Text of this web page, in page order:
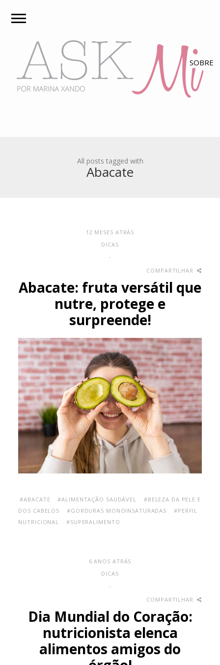
All posts tagged with
Abacate
12 MESES ATRÁS
DICAS
-
COMPARTILHAR
Abacate: fruta versátil que
nutre, protege e
surpreende!
#ABACATE #ALIMENTAÇÃO SAUDÁVEL
#BELEZA DA PELE E
DOS CABELOS
#GORDURAS MONOINSATURADAS
#PERFIL
NUTRICIONAL
#SUPERALIMENTO
6 ANOS ATRÁS
DICAS
-
COMPARTILHAR
Dia Mundial do Coração:
nutricionista elenca
alimentos amigos do